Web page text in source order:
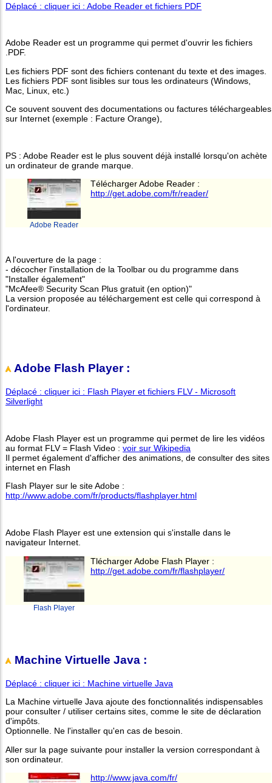
Déplacé : cliquer ici : Adobe Reader et fichiers PDF
Adobe Reader est un programme qui permet d'ouvrir les fichiers
.PDF.
Les fichiers PDF sont des fichiers contenant du texte et des images.
Les fichiers PDF sont lisibles sur tous les ordinateurs (Windows,
Mac, Linux, etc.)
Ce souvent souvent des documentations ou factures téléchargeables
sur Internet (exemple : Facture Orange),
PS : Adobe Reader est le plus souvent déjà installé lorsqu'on achète
un ordinateur de grande marque.
Adobe Reader
Télécharger Adobe Reader :
http://get.adobe.com/fr/reader/
A l'ouverture de la page :
- décocher l'installation de la Toolbar ou du programme dans
"Installer également"
"McAfee® Security Scan Plus gratuit (en option)"
La version proposée au téléchargement est celle qui correspond à
l'ordinateur.
Adobe Flash Player :
Déplacé : cliquer ici : Flash Player et fichiers FLV - Microsoft
Silverlight
Adobe Flash Player est un programme qui permet de lire les vidéos
au format FLV = Flash Video : voir sur Wikipedia
Il permet également d'afficher des animations, de consulter des sites
internet en Flash
Flash Player sur le site Adobe :
http://www.adobe.com/fr/products/flashplayer.html
Adobe Flash Player est une extension qui s'installe dans le
navigateur Internet.
Flash Player
Tlécharger Adobe Flash Player :
http://get.adobe.com/fr/flashplayer/
Machine Virtuelle Java :
Déplacé : cliquer ici : Machine virtuelle Java
La Machine virtuelle Java ajoute des fonctionnalités indispensables
pour consulter / utiliser certains sites, comme le site de déclaration
d'impôts.
Optionnelle. Ne l'installer qu'en cas de besoin.
Aller sur la page suivante pour installer la version correspondant à
son ordinateur.
http://www.java.com/fr/